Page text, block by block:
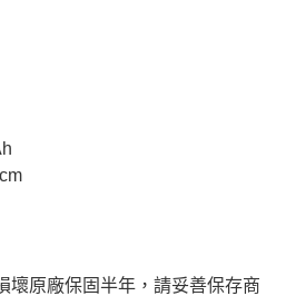
壞原廠保固半年，請妥善保存商